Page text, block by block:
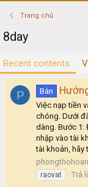
Trang chủ
8day
Recent contents
P Bán
Việc nạp tiền
chóng. Dưới
dàng. Bước 1:
nhập vào tài
tài khoản, hãy
raovat
Trả